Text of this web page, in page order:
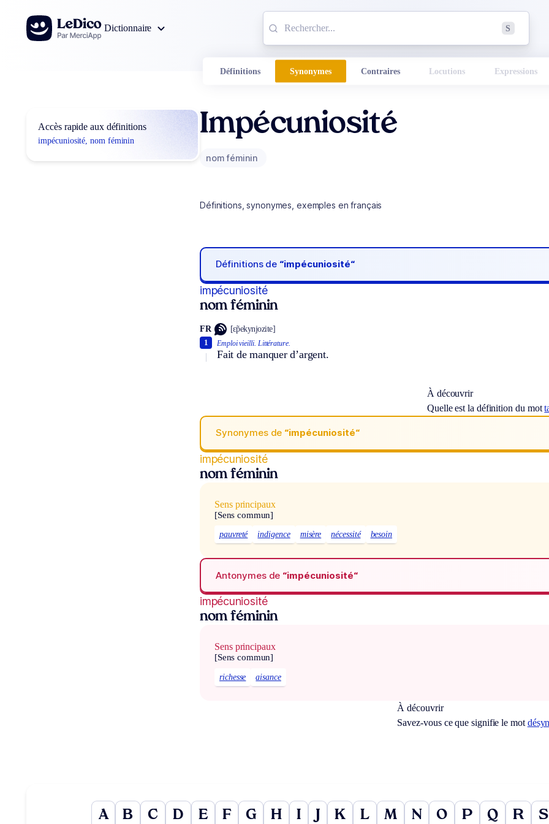
Aller au contenu
Dictionnaire
S
Définitions Synonymes Contraires Locutions Expressions
Accès rapide aux définitions
impécuniosité, nom féminin
Impécuniosité
nom féminin
Définitions, synonymes, exemples en français
Définitions de “impécuniosité“
impécuniosité
nom féminin
FR [ɛ̃pekynjozite]
Emploi vieilli. Littérature.
Fait de manquer d’argent.
1
À découvrir
Quelle est la définition du mot
Synonymes de “impécuniosité“
impécuniosité
nom féminin
Sens principaux
[Sens commun]
pauvreté indigence misère nécessité besoin
Antonymes de “impécuniosité“
impécuniosité
nom féminin
Sens principaux
[Sens commun]
richesse aisance
À découvrir
Savez-vous ce que signifie le mot
A B C D E F G H I J K L M N O P Q R S